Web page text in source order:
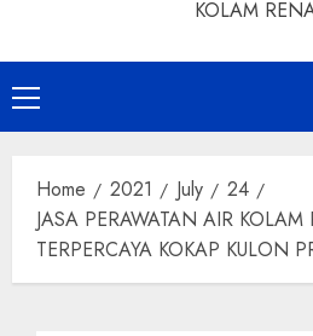
KOLAM
Primary
Menu
Home 2021 July
24
JASA PERAWATAN AIR
TERPERCAYA KOKAP KULON